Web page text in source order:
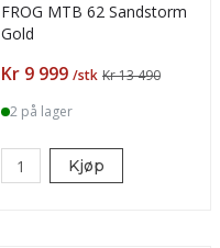
FROG MTB 62 Sandstorm
Gold
Pris
Kr 9 999 /stk Kr 13 490
2 på lager
Kjøp